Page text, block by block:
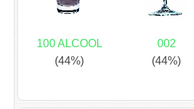
100 ALCOOL
(44%)
002
(44%)